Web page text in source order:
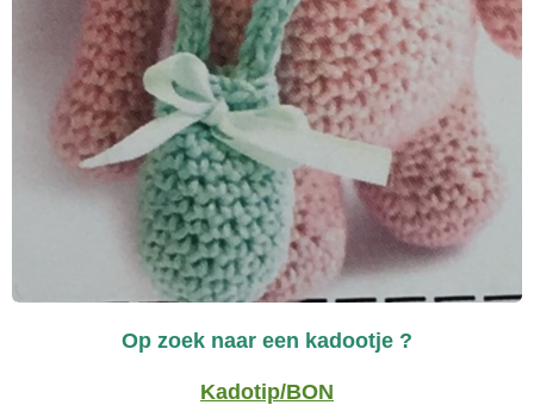
Op zoek naar een kadootje ?
Kadotip/BON